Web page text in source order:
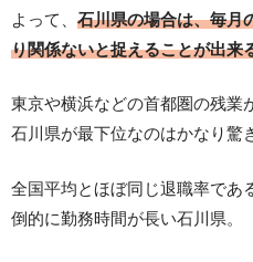
よって、 石川県の場合は、毎月
り関係ないと捉えることが出来
東京や横浜などの首都圏の残業
石川県が最下位なのはかなり驚
全国平均とほぼ同じ退職率であ
倒的に勤務時間が長い石川県。